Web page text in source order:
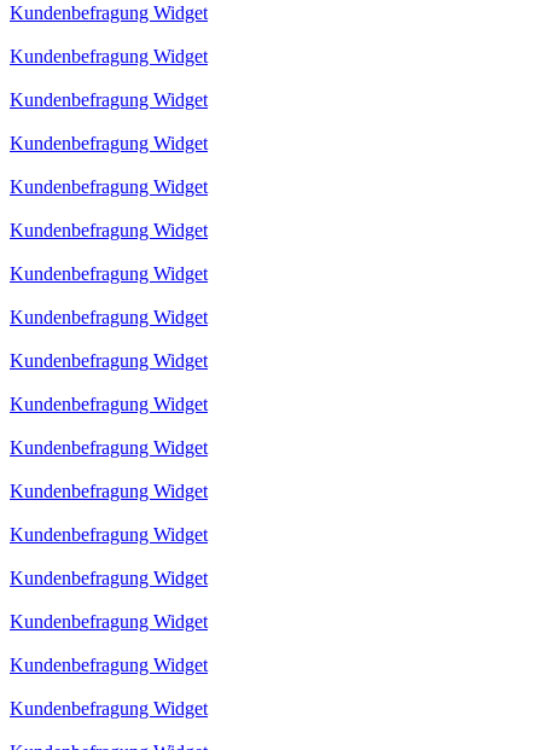
Kundenbefragung Widget
Kundenbefragung Widget
Kundenbefragung Widget
Kundenbefragung Widget
Kundenbefragung Widget
Kundenbefragung Widget
Kundenbefragung Widget
Kundenbefragung Widget
Kundenbefragung Widget
Kundenbefragung Widget
Kundenbefragung Widget
Kundenbefragung Widget
Kundenbefragung Widget
Kundenbefragung Widget
Kundenbefragung Widget
Kundenbefragung Widget
Kundenbefragung Widget